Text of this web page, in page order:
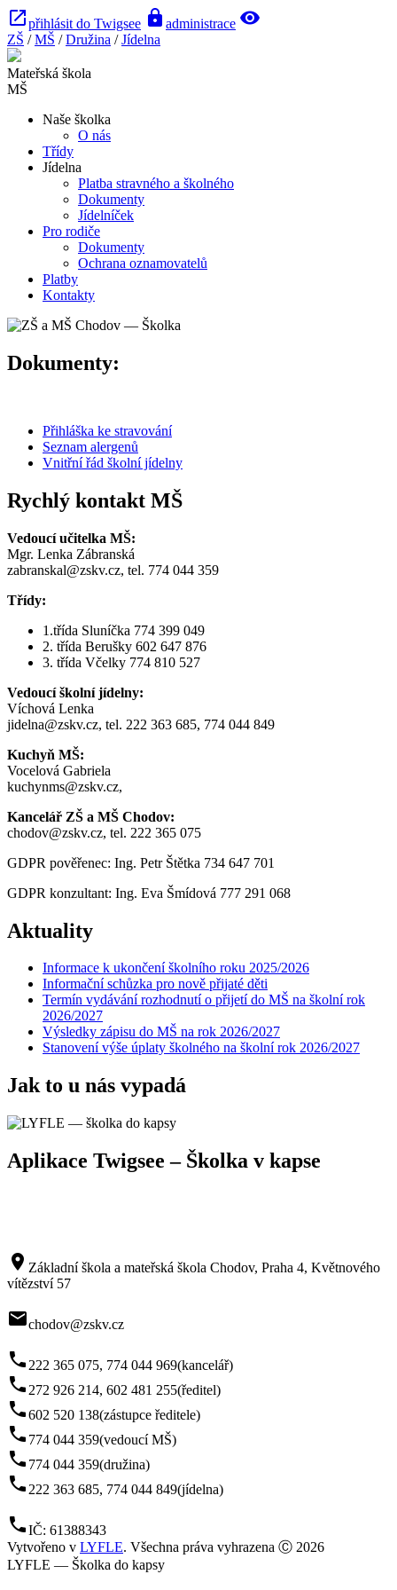
open_in_newpřihlásit do Twigsee lock administrace visibility
ZŠ /MŠ /Družina /Jídelna
Mateřská škola
MŠ
Naše školka
O nás
Třídy
Jídelna
Platba stravného a školného
Dokumenty
Jídelníček
Pro rodiče
Dokumenty
Ochrana oznamovatelů
Platby
Kontakty
Dokumenty:
Přihláška ke stravování
Seznam alergenů
Vnitřní řád školní jídelny
Rychlý kontakt MŠ
Vedoucí učitelka MŠ:
Mgr. Lenka Zábranská
zabranskal@zskv.cz, tel. 774 044 359
Třídy:
1.třída Sluníčka 774 399 049
2. třída Berušky 602 647 876
3. třída Včelky 774 810 527
Vedoucí školní jídelny:
Víchová Lenka
jidelna@zskv.cz, tel. 222 363 685, 774 044 849
Kuchyň MŠ:
Vocelová Gabriela
kuchynms@zskv.cz,
Kancelář ZŠ a MŠ Chodov:
chodov@zskv.cz, tel. 222 365 075
GDPR pověřenec: Ing. Petr Štětka 734 647 701
GDPR konzultant: Ing. Eva Šmídová 777 291 068
Aktuality
Informace k ukončení školního roku 2025/2026
Informační schůzka pro nově přijaté děti
Termín vydávání rozhodnutí o přijetí do MŠ na školní rok
2026/2027
Výsledky zápisu do MŠ na rok 2026/2027
Stanovení výše úplaty školného na školní rok 2026/2027
Jak to u nás vypadá
Aplikace Twigsee – Školka v kapse
room Základní škola a mateřská škola Chodov, Praha 4, Květnového
vítězství 57
mailchodov@zskv.cz
phone 222 365 075, 774 044 969(kancelář)
phone 272 926 214, 602 481 255(ředitel)
phone602 520 138(zástupce ředitele)
phone 774 044 359(vedoucí MŠ)
phone 774 044 359(družina)
phone 222 363 685, 774 044 849(jídelna)
phoneIČ: 61388343
Vytvořeno v LYFLE. Všechna práva vyhrazena Ⓒ 2026
LYFLE — Školka do kapsy